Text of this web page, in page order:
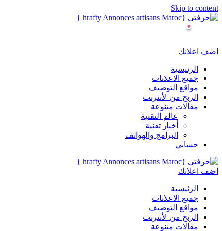
Skip to content
اضف اعلانك
الرئيسية
جميع الاعلانات
مواقع التوضيف
الربح من الأنترنت
مقالات متنوعة
عالم التقنية
أخبار تقنية
البرامج والهواتف
حسابي
اضف اعلانك
الرئيسية
جميع الاعلانات
مواقع التوضيف
الربح من الأنترنت
مقالات متنوعة